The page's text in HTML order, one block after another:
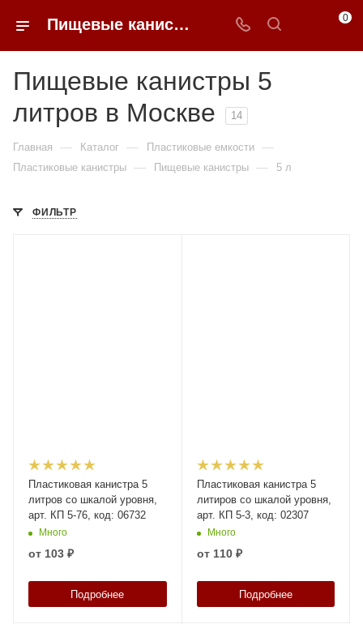
Пищевые канистры 5 литров недорого в Москве | 0FFER 0
Пищевые канистры 5
литров в Москве
14
Главная — Каталог — Пластиковые емкости —
Пластиковые канистры — Пищевые канистры — 5 л
ФИЛЬТР
Пластиковая канистра 5
литров со шкалой уровня,
арт. КП 5-76, код: 06732
Много
от 103 ₽
Подробнее
Пластиковая канистра 5
литиров со шкалой уровня,
арт. КП 5-3, код: 02307
Много
от 110 ₽
Подробнее